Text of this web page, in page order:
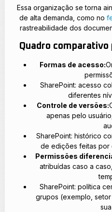
Essa organização se torna
de alta demanda, como no
rastreabilidade dos
Quadro
Formas de acesso:
SharePoint: acesso
diferentes
Controle de versões:
apenas pelo
SharePoint: histórico
de edições feitas por
Permissões
atribuídas caso a
SharePoint: política
grupos (exemplo,